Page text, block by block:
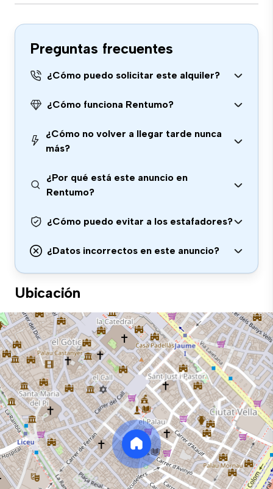
Preguntas frecuentes
¿Cómo puedo solicitar este alquiler?
¿Cómo funciona Rentumo?
¿Cómo no volver a llegar tarde nunca
más?
¿Por qué está este anuncio en
Rentumo?
¿Cómo puedo evitar a los estafadores?
¿Datos incorrectos en este anuncio?
Ubicación